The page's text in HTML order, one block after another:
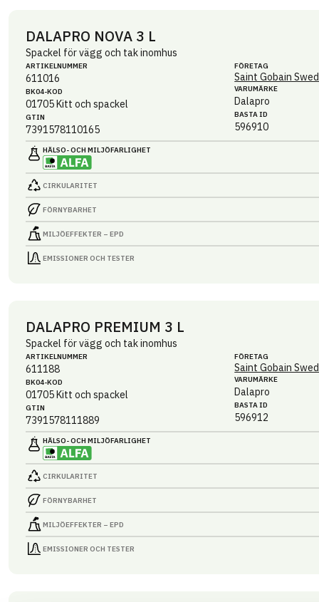
DALAPRO NOVA 3 L
Spackel för vägg och tak inomhus
ARTIKEL­NUMMER
611016
BK04-KOD
01705Kitt och spackel
GTIN
7391578110165
FÖRETAG
Saint Gobain
VARUMÄRKE
Dalapro
BASTA ID
596910
HÄLSO- OCH MILJÖ­FARLIGHET
CIRKULARITET
FÖRNYBARHET
MILJÖEFFEKTER – EPD
EMISSIONER OCH TESTER
DALAPRO PREMIUM 3 L
Spackel för vägg och tak inomhus
ARTIKEL­NUMMER
611188
BK04-KOD
01705Kitt och spackel
GTIN
7391578111889
FÖRETAG
Saint Gobain
VARUMÄRKE
Dalapro
BASTA ID
596912
HÄLSO- OCH MILJÖ­FARLIGHET
CIRKULARITET
FÖRNYBARHET
MILJÖEFFEKTER – EPD
EMISSIONER OCH TESTER